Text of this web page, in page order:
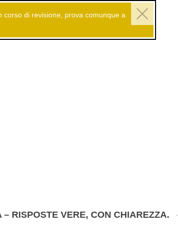
- Cartomanzia
corso di revisione, prova comunque a
– RISPOSTE VERE, CON CHIAREZZA.